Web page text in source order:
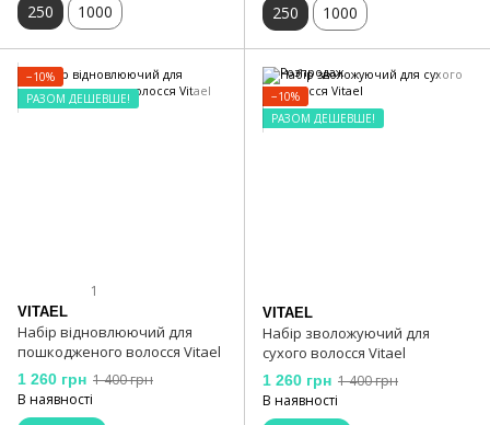
250 1000 250 1000
−10%
РАЗОМ ДЕШЕВШЕ!
1
VITAEL
Набір відновлюючий для
пошкодженого волосся Vitael
1 260 грн 1 400 грн
В наявності
−10%
РАЗОМ ДЕШЕВШЕ!
VITAEL
Набір зволожуючий для
сухого волосся Vitael
1 260 грн 1 400 грн
В наявності